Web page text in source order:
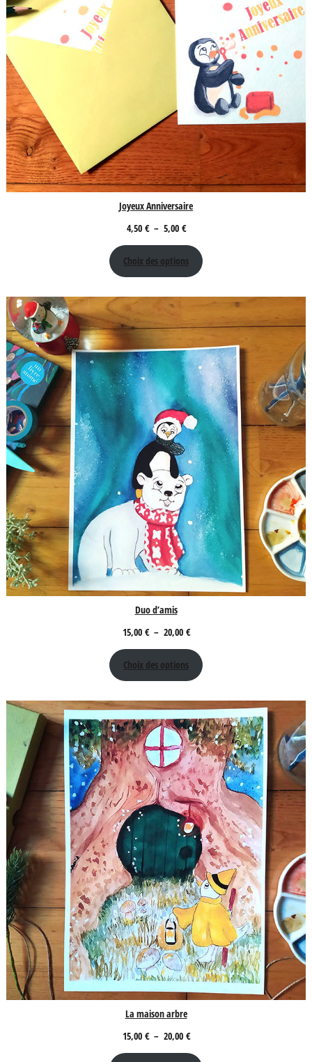
Joyeux Anniversaire
4,50 € – 5,00 €Plage
de
prix :
4,50 €
à
Choix des options
Duo d’amis
15,00 € – 20,00 €Plage
de
prix :
15,00 €
à
20,00 €
Choix des options
La maison arbre
15,00 € – 20,00 €Plage
de